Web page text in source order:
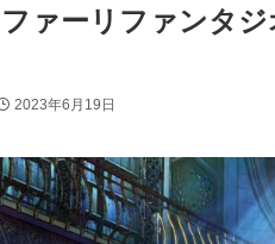
ァーリファンタ
2023年6月19日